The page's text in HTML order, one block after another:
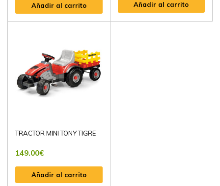
Añadir al carrito Añadir al carrito
TRACTOR MINI TONY TIGRE
149.00€
Añadir al carrito